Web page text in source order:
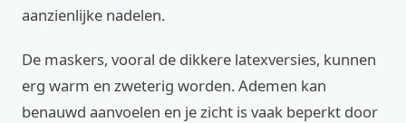
aanzienlijke nadelen.
De maskers, vooral de dikkere latexversies, kunnen
erg warm en zweterig worden. Ademen kan
benauwd aanvoelen en je zicht is vaak beperkt door